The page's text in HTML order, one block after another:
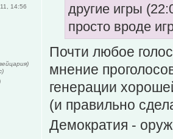
другие игры
просто вроде
Почти любое
мнение
генерации
(и правильно
Демократия -
14:56